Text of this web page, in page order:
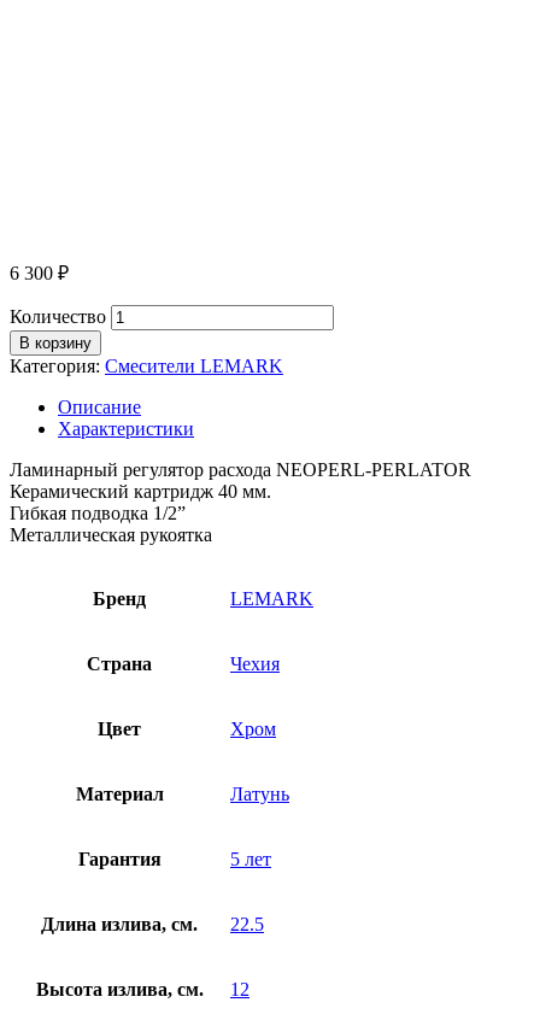
6 300 ₽
Количество
В корзину
Категория: Смесители LEMARK
Описание
Характеристики
Ламинарный регулятор расхода NEOPERL-PERLATOR
Керамический картридж 40 мм.
Гибкая подводка 1/2”
Металлическая рукоятка
Бренд LEMARK
Страна Чехия
Цвет Хром
Материал Латунь
Гарантия 5 лет
Длина излива, см. 22.5
Высота излива, см. 12